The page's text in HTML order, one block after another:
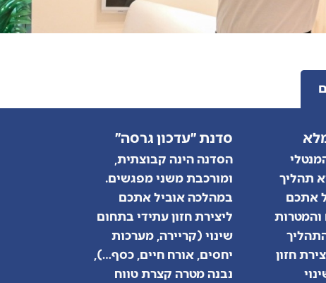
תהליך
אתכם
חזון
סדנת ״עדכון גרסה״
הסדנה הינה קבוצתית,
ומורכבת משני מפגשים.
במהלכה אוביל אתכם
ליצירת חזון עתידי בתחום
שינוי (קריירה, מערכות
יחסים, אורח חיים, כסף…),
נבנה מטרה קצרת טווח